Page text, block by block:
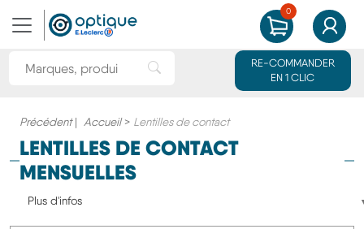
Rechercher une marque ou un produit
RE-COMMANDER
EN 1 CLIC
0
MON PANIER
Précédent| Accueil > Lentilles de contact
LENTILLES DE CONTACT
MENSUELLES
Plus d'infos